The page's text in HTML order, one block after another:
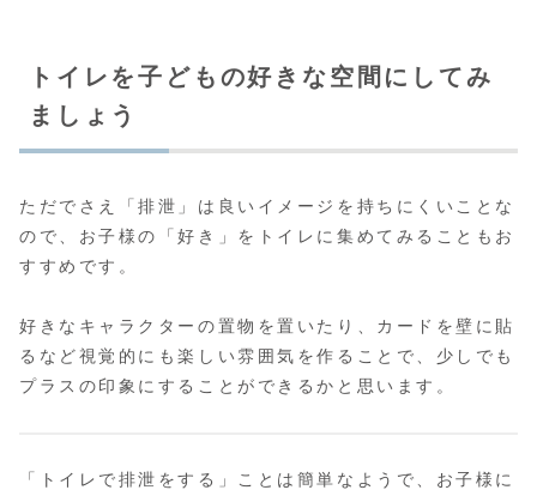
トイレを子どもの好きな空間にしてみ
ましょう
ただでさえ「排泄」は良いイメージを持ちにくいことな
ので、お子様の「好き」をトイレに集めてみることもお
すすめです。
好きなキャラクターの置物を置いたり、カードを壁に貼
るなど視覚的にも楽しい雰囲気を作ることで、少しでも
プラスの印象にすることができるかと思います。
「トイレで排泄をする」ことは簡単なようで、お子様に